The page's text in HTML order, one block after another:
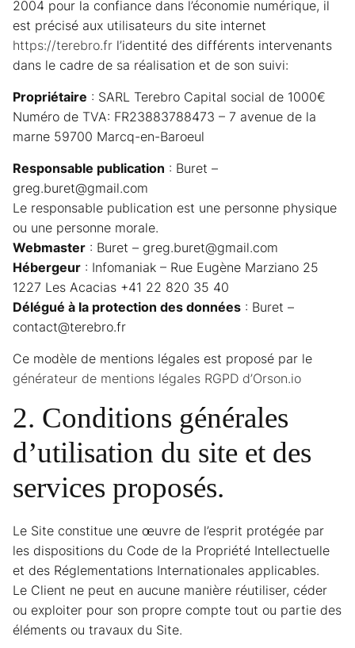
2004 pour la confiance dans l’économie numérique, il
est précisé aux utilisateurs du site internet
https://terebro.fr l’identité des différents intervenants
dans le cadre de sa réalisation et de son suivi:
Propriétaire : SARL Terebro Capital social de 1000€
Numéro de TVA: FR23883788473 – 7 avenue de la
marne 59700 Marcq-en-Baroeul
Responsable publication : Buret –
greg.buret@gmail.com
Le responsable publication est une personne physique
ou une personne morale.
Webmaster : Buret – greg.buret@gmail.com
Hébergeur : Infomaniak – Rue Eugène Marziano 25
1227 Les Acacias +41 22 820 35 40
Délégué à la protection des données : Buret –
contact@terebro.fr
Ce modèle de mentions légales est proposé par le
générateur de mentions légales RGPD d’Orson.io
2. Conditions générales
d’utilisation du site et des
services proposés.
Le Site constitue une œuvre de l’esprit protégée par
les dispositions du Code de la Propriété Intellectuelle
et des Réglementations Internationales applicables.
Le Client ne peut en aucune manière réutiliser, céder
ou exploiter pour son propre compte tout ou partie des
éléments ou travaux du Site.